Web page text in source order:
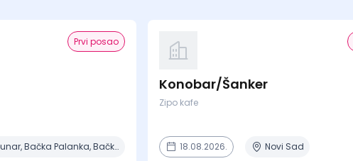
Prvi posao
Alibunar, Bačka Palanka, Bačka Topola, Bečej, Beograd + 8 mesta
Konobar/Šanker
Zipo kafe
18.08.2026. Novi Sad